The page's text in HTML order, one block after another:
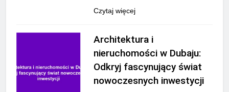
Czytaj więcej
Architektura i
nieruchomości w Dubaju:
Odkryj fascynujący świat
nowoczesnych inwestycji